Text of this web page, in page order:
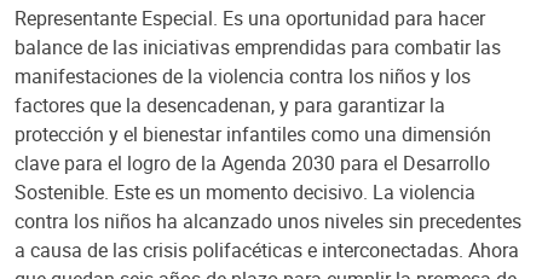
Representante Especial. Es una oportunidad para hacer
balance de las iniciativas emprendidas para combatir las
manifestaciones de la violencia contra los niños y los
factores que la desencadenan, y para garantizar la
protección y el bienestar infantiles como una dimensión
clave para el logro de la Agenda 2030 para el Desarrollo
Sostenible. Este es un momento decisivo. La violencia
contra los niños ha alcanzado unos niveles sin precedentes
a causa de las crisis polifacéticas e interconectadas. Ahora